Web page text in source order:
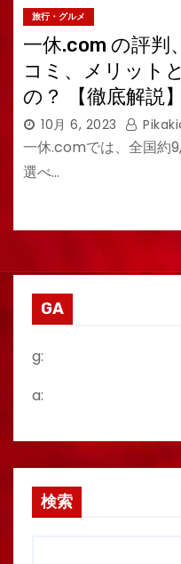
旅行・グルメ
一休.com の評判
コミ、メリット
の？ 【徹底解説】
10月 6, 2023
一休.comでは、全国約
選べ…
GA
g:
a:
検索